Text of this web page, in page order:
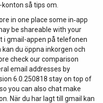
så tips om.
in one place some in‑app
be shareable with your
i gmail-appen på telefonen
du öppna inkorgen och
check our comparison
email addresses by
6.0.250818 stay on top of
you can also chat make
När du har lagt till gmail kan